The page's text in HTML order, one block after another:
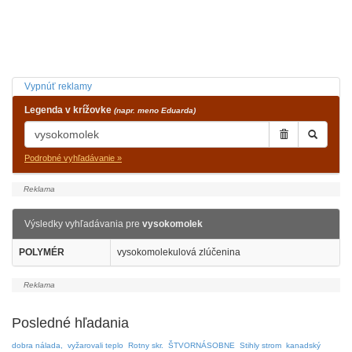
Vypnúť reklamy
Legenda v krížovke (napr. meno Eduarda)
Podrobné vyhľadávanie »
Výsledky vyhľadávania pre vysokomolek
POLYMÉR vysokomolekulová zlúčenina
Posledné hľadania
dobra nálada, vyžarovali teplo Rotny skr. ŠTVORNÁSOBNE Stihly strom kanadský